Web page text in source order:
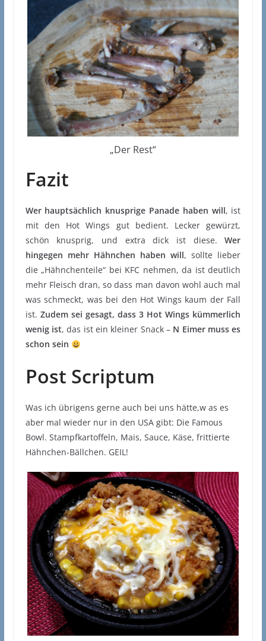
„Der Rest“
Fazit
Wer hauptsächlich knusprige Panade haben will, ist
mit den Hot Wings gut bedient. Lecker gewürzt,
schön knusprig, und extra dick ist diese.Wer
hingegen mehr Hähnchen haben will, sollte lieber
die „Hähnchenteile“ bei KFC nehmen, da ist deutlich
mehr Fleisch dran, so dass man davon wohl auch mal
was schmeckt, was bei den Hot Wings kaum der Fall
ist. Zudem sei gesagt, dass 3 Hot Wings kümmerlich
wenig ist, das ist ein kleiner Snack – N Eimer muss es
schon sein
Post Scriptum
Was ich übrigens gerne auch bei uns hätte,w as es
aber mal wieder nur in den USA gibt: Die Famous
Bowl. Stampfkartoffeln, Mais, Sauce, Käse, frittierte
Hähnchen-Bällchen. GEIL!